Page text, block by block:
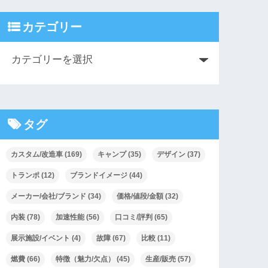
カテゴリー
タグ
カスタム/改造車 (169) キャンプ(35) デザイン (37)
トランポ (12) ブランドイメージ (44)
メーカー/会社/ブランド (34) 価格/値段/金額 (32)
内装 (78) 加速性能 (56) 口コミ/評判 (65)
展示施設/イベント (4) 故障 (67) 比較 (11)
燃費 (66) 特徴（魅力/欠点） (45) 生産/販売 (57)